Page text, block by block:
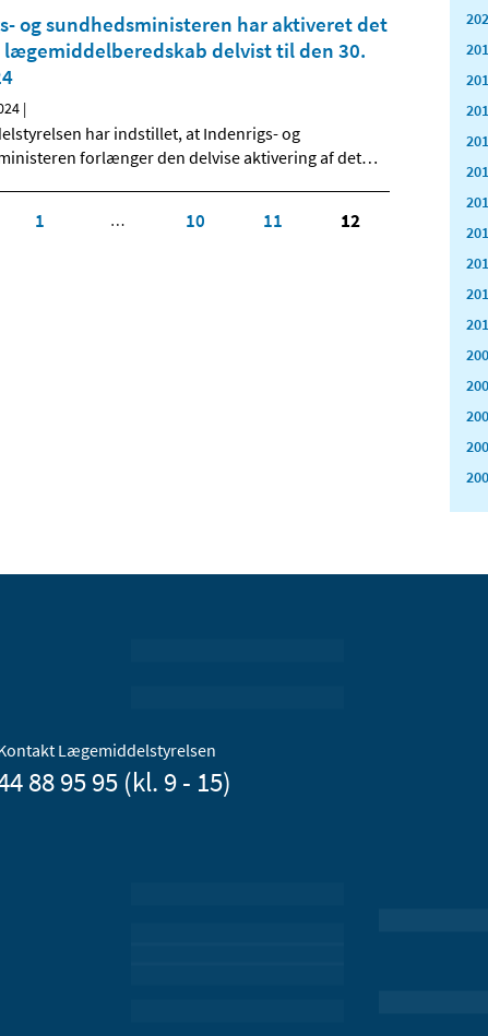
og sundhedsministeren har aktiveret det
delvist til den 30.
|
har indstillet, at Indenrigs- og
forlænger den delvise aktivering af det…
1 … 10 11 12
Lægemiddelstyrelsen
88 95 95 (kl. 9 - 15)